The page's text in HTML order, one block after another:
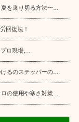
を乗り切る方法〜…
回復法！
ロ現場,…
けるのステッパーの…
の使用や寒さ対策…